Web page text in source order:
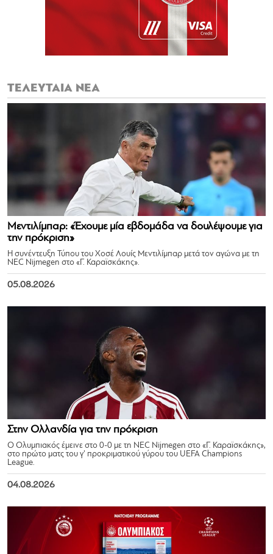
ΤΕΛΕΥΤΑΙΑ ΝΕΑ
Μεντιλίμπαρ: «Έχουμε μία εβδομάδα να δουλέψουμε για
την πρόκριση»
Η συνέντευξη Τύπου του Χοσέ Λουίς Μεντιλίμπαρ μετά τον αγώνα με τη
NEC Nijmegen στο «Γ. Καραϊσκάκης».
05.08.2026
Στην Ολλανδία για την πρόκριση
Ο Ολυμπιακός έμεινε στο 0-0 με τη NEC Nijmegen στο «Γ. Καραϊσκάκης»,
στο πρώτο ματς του γ’ προκριματικού γύρου του UEFA Champions
League.
04.08.2026